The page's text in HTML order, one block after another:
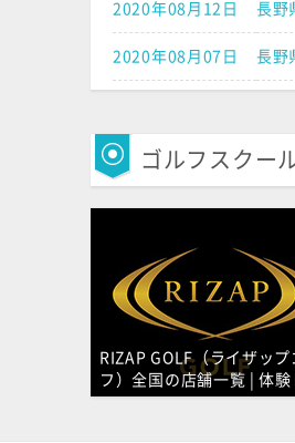
2020年08月12日 長野
2020年08月07日 長野
2019年06月11日 新
2019年01月16日 新
2019年01月16日 新潟
2019年01月16日 新
2019年01月16日 新
ゴルフスクー
RIZAP GOLF（ライザップ
フ）全国の店舗一覧 | 体験